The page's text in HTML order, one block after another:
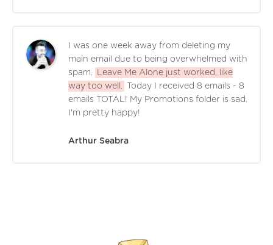
I was one week away from deleting my
main email due to being overwhelmed with
spam.
Leave Me Alone just worked, like
way too well.
Today I received 8 emails - 8
emails TOTAL! My Promotions folder is sad.
I'm pretty happy!
Arthur Seabra